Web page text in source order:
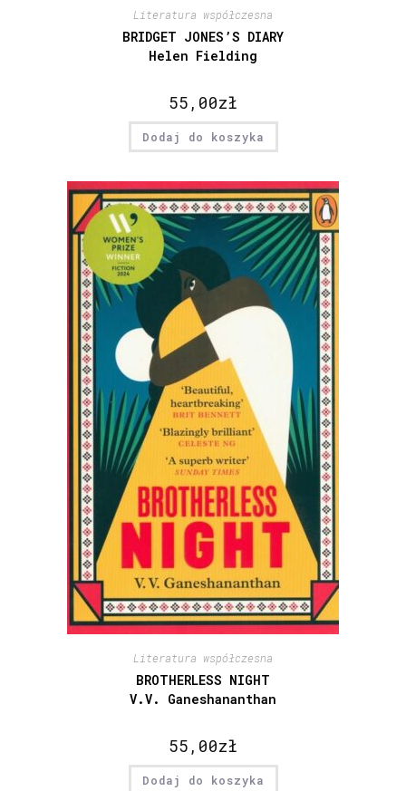
Literatura współczesna
BRIDGET JONES’S DIARY
Helen Fielding
55,00zł
Dodaj do koszyka
Literatura współczesna
BROTHERLESS NIGHT
V.V. Ganeshananthan
55,00zł
Dodaj do koszyka